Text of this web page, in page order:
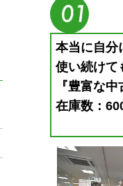
本当に自分
使い続けて
『豊富な中
在庫数：